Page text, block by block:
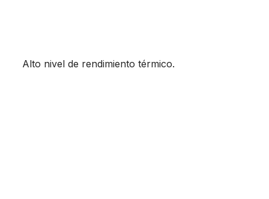
Alto nivel de rendimiento térmico.